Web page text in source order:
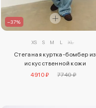
–37%
XS S M L XL
Стеганая куртка-бомбер из
искусственной кожи
4910 ₽
7740 ₽